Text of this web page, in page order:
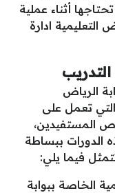
أثناء عملية
ادارة
التدريب
الرياض
التي تعمل على
المستفيدين،
الدورات ببساطة
فيما يلي:
الخاصة ببوابة